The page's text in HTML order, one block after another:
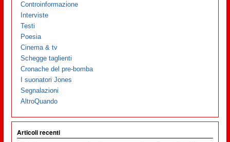
Controinformazione
Interviste
Testi
Poesia
Cinema & tv
Schegge taglienti
Cronache del pre-bomba
I suonatori Jones
Segnalazioni
AltroQuando
Articoli recenti